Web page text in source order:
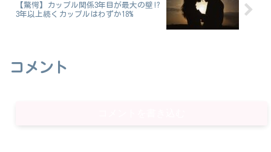
【驚愕】カップル関係3年目が最大の壁!?
3年以上続くカップルはわずか18%
コメント